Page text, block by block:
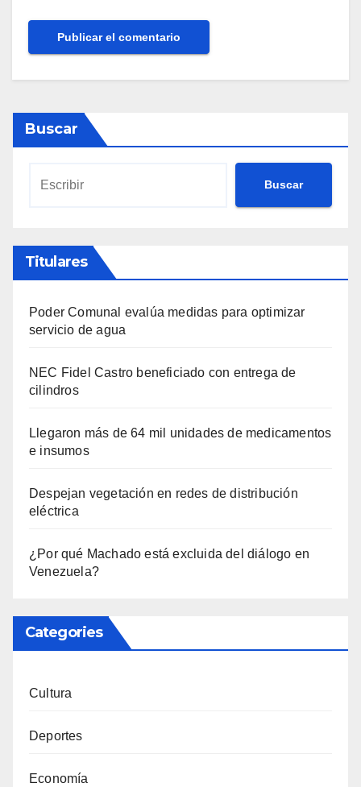
Buscar
Buscar
Titulares
Poder Comunal evalúa medidas para optimizar
servicio de agua
NEC Fidel Castro beneficiado con entrega de
cilindros
Llegaron más de 64 mil unidades de medicamentos
e insumos
Despejan vegetación en redes de distribución
eléctrica
¿Por qué Machado está excluida del diálogo en
Venezuela?
Categories
Cultura
Deportes
Economía